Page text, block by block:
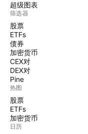
超级图表
筛选器
股票
ETFs
债券
加密货币
CEX对
DEX对
Pine
热图
股票
ETFs
加密货币
日历